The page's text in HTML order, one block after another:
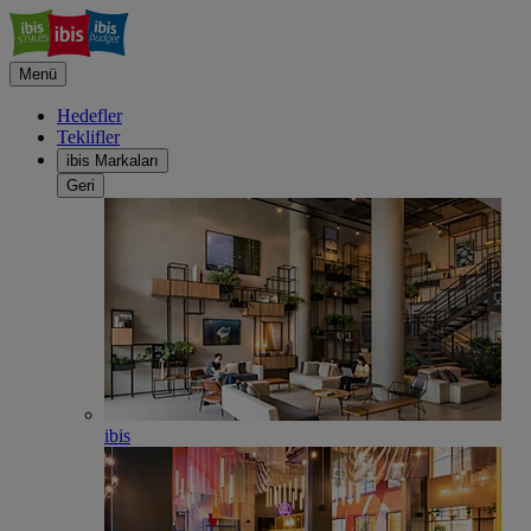
Menü
Hedefler
Teklifler
ibis Markaları
Geri
ibis